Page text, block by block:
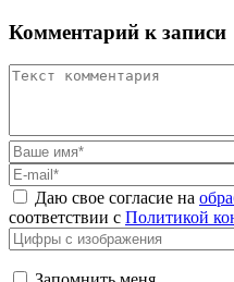
Комментарий к записи
Даю свое согласие на
соответствии с Политикой